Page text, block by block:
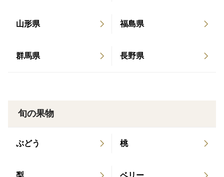
山形県 福島県
群馬県 長野県
旬の果物
ぶどう 桃
梨 ベリー